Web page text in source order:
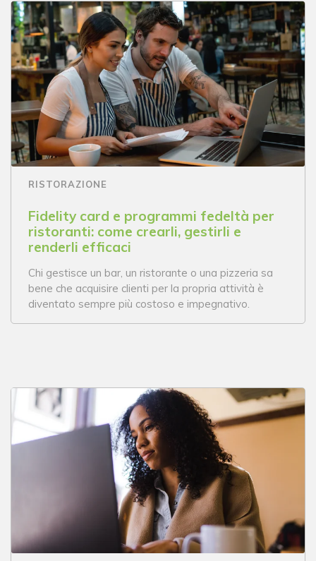
RISTORAZIONE
Fidelity card e programmi fedeltà per
ristoranti: come crearli, gestirli e
renderli efficaci
Chi gestisce un bar, un ristorante o una pizzeria sa
bene che acquisire clienti per la propria attività è
diventato sempre più costoso e impegnativo.